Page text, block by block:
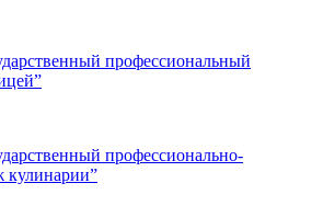
профессиональный
профессионально-
кулинарии”